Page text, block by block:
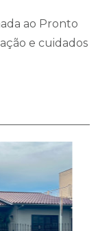
ao Pronto
e cuidados